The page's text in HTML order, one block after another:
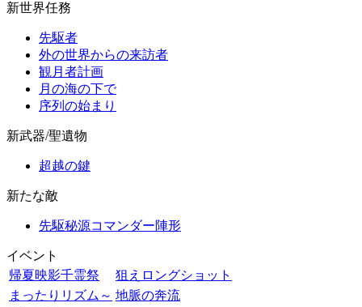
新世界任務
先駆者
外の世界からの来訪者
観月者計画
月の海の下で
序列の始まり
新武器/聖遺物
超越の鍵
新たな敵
先駆秘源コマンダー陣形
イベント
帰夏映影千霊祭
狙えロングショット
まったりリズム～ 地脈の奔流